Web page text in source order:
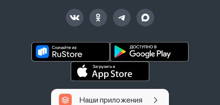
Наши приложения